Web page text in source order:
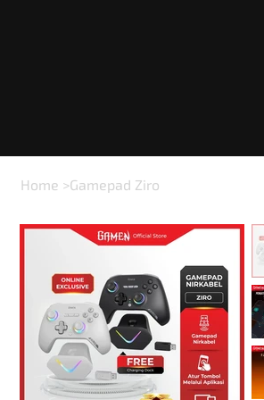
Home >Gamepad Ziro